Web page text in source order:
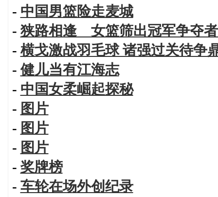
- 中国男篮险走麦城
- 狭路相逢 女篮筛出冠军争夺
- 横戈激战羽毛球 诸强过关待争
-健儿当有江海志
- 中国女柔崛起探秘
- 图片
- 图片
- 图片
- 奖牌榜
- 车轮在场外创纪录